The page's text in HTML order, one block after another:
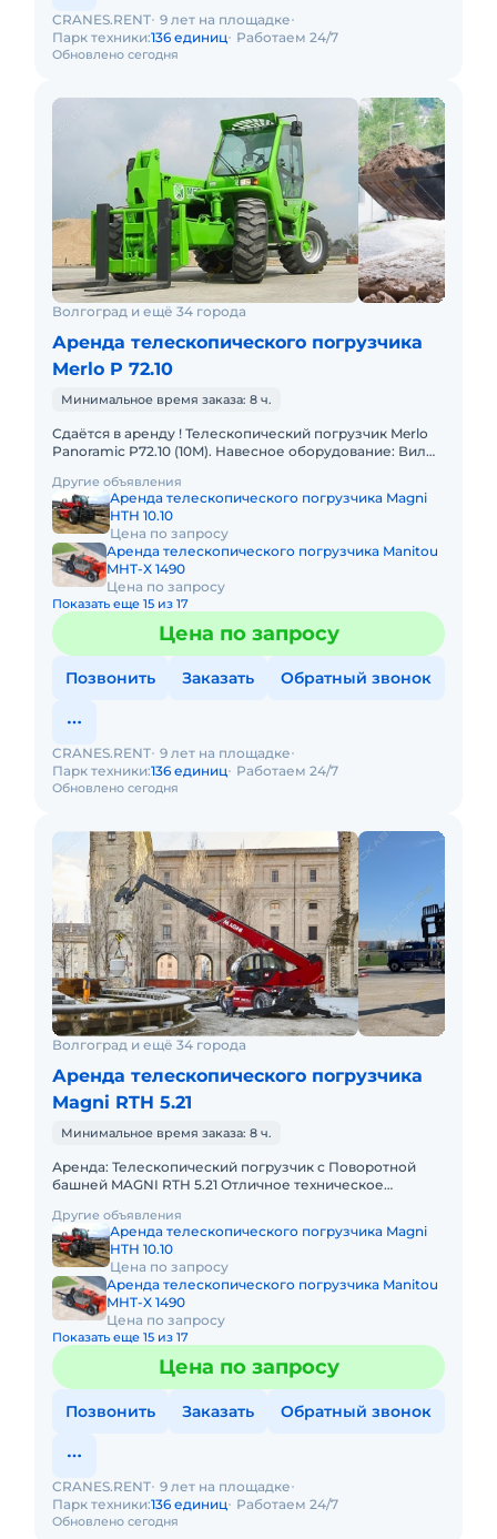
Обновлено сегодня
CRANES.RENT 9 лет на площадке
Парк техники:136 единиц Работаем 24/7
Волгоград и ещё 34 города
Аренда телескопического погрузчика
Merlo P 72.10
Минимальное время заказа: 8 ч.
Сдаётся в аренду ! Телескопический погрузчик Merlo
Panoramic P72.10 (10M). Навесное оборудование: Вилы;
кг Гр
Другие объявления
Аренда телескопического погрузчика Magni
HTH 10.10
Цена по запросу
Аренда телескопического погрузчика Manitou
MHT-X 1490
Цена по запросу
Показать еще 15 из 17
Цена по запросу
Позвонить Заказать Обратный звонок
Обновлено сегодня
CRANES.RENT 9 лет на площадке
Парк техники:136 единиц Работаем 24/7
Волгоград и ещё 34 города
Аренда телескопического погрузчика
Magni RTH 5.21
Минимальное время заказа: 8 ч.
Аренда: Телескопический погрузчик с Поворотной
башней MAGNI RTH 5.21 Отличное техническое
лебёдка. Высота
Другие объявления
Аренда телескопического погрузчика Magni
HTH 10.10
Цена по запросу
Аренда телескопического погрузчика Manitou
MHT-X 1490
Цена по запросу
Показать еще 15 из 17
Цена по запросу
Позвонить Заказать Обратный звонок
Обновлено сегодня
CRANES.RENT 9 лет на площадке
Парк техники:136 единиц Работаем 24/7